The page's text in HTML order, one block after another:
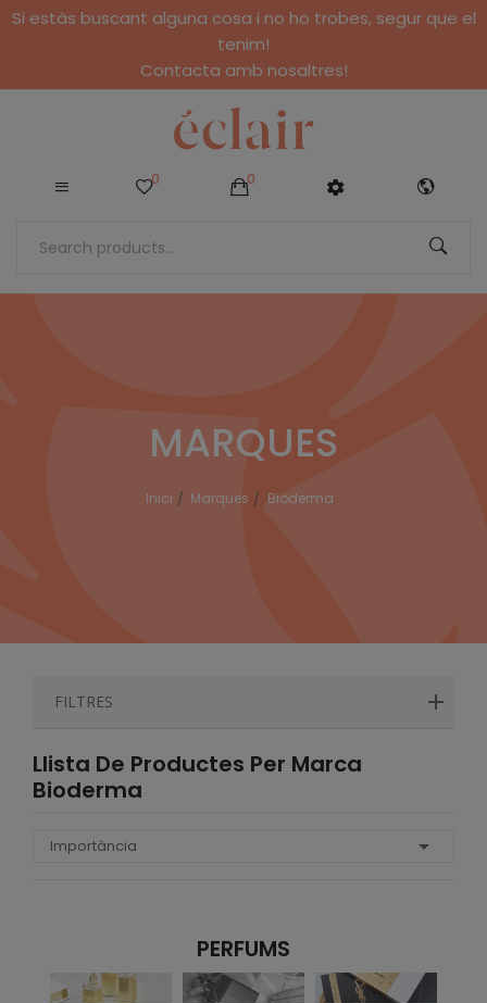
Si estàs buscant alguna cosa i no ho trobes, segur que el
tenim!
Contacta amb nosaltres!
0 0
MARQUES
Inici Marques Bioderma
FILTRES
Llista De Productes Per Marca
Bioderma
Importància 
PERFUMS